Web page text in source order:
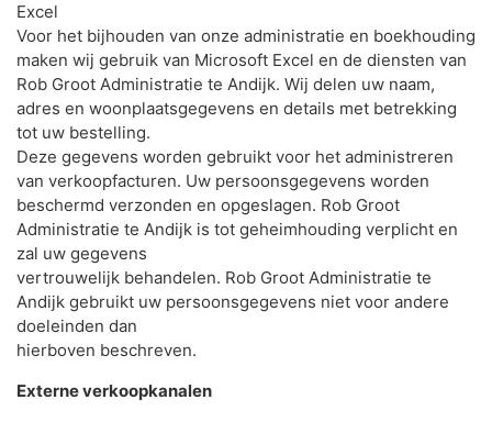
Excel
Voor het bijhouden van onze administratie en boekhouding
maken wij gebruik van Microsoft Excel en de diensten van
Rob Groot Administratie te Andijk. Wij delen uw naam,
adres en woonplaatsgegevens en details met betrekking
tot uw bestelling.
Deze gegevens worden gebruikt voor het administreren
van verkoopfacturen. Uw persoonsgegevens worden
beschermd verzonden en opgeslagen. Rob Groot
Administratie te Andijk is tot geheimhouding verplicht en
zal uw gegevens
vertrouwelijk behandelen. Rob Groot Administratie te
Andijk gebruikt uw persoonsgegevens niet voor andere
doeleinden dan
hierboven beschreven.
Externe verkoopkanalen